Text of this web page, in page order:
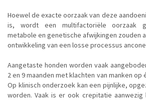
Hoewel de exacte oorzaak van deze
is, wordt een multifactoriële oorzaak
metabole en genetische afwijkingen zouden
ontwikkeling van een losse processus
Aangetaste honden worden vaak
2 en 9 maanden met klachten van manken
Op klinisch onderzoek kan een pijnlijke,
worden. Vaak is er ook crepitatie